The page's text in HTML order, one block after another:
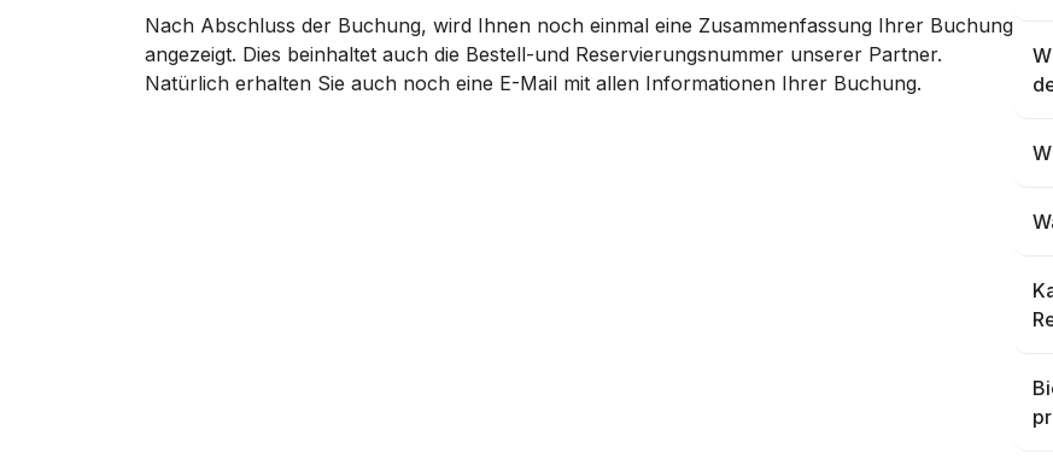
Nach Abschluss der Buchung, wird Ihnen noch einmal eine Zusammenfassung Ihrer Buchung
angezeigt. Dies beinhaltet auch die Bestell-und Reservierungsnummer unserer Partner.
Natürlich erhalten Sie auch noch eine E-Mail mit allen Informationen Ihrer Buchung.